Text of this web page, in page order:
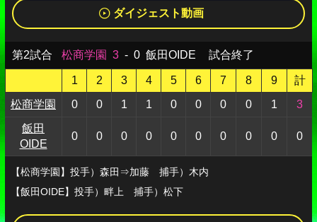
ダイジェスト動画
第2試合 松商学園 3 - 0 飯田OIDE 試合終了
1 2 3 4 5 6 7 8 9
計
松商学園
0 0 1 1 0 0 0 0 1
3
飯田
OIDE
0 0 0 0 0 0 0 0 0 0
【松商学園】投手）森田⇒加藤 捕手）木内
【飯田OIDE】投手）畔上 捕手）松下